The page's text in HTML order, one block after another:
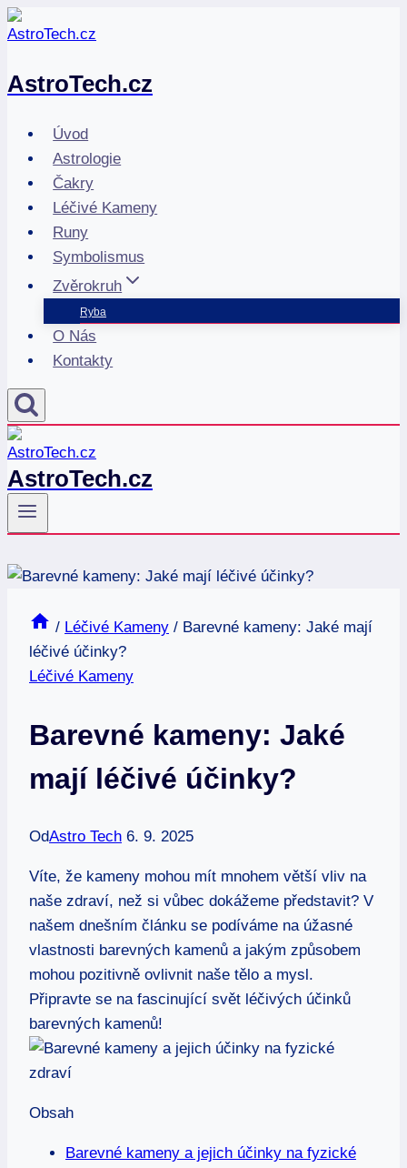
Přeskočit
na
AstroTech.cz
Úvod
Astrologie
Čakry
Léčivé Kameny
Runy
Symbolismus
Zvěrokruh
Ryba
O Nás
Kontakty
AstroTech.cz
/ Léčivé Kameny / Barevné kameny: Jaké mají
léčivé účinky?
Léčivé Kameny
Barevné kameny: Jaké
mají léčivé účinky?
OdAstro Tech 6. 9. 2025
Víte, že kameny mohou mít mnohem větší vliv na
naše zdraví, než si vůbec dokážeme představit? V
našem dnešním článku se podíváme na úžasné
vlastnosti barevných kamenů a jakým způsobem
mohou pozitivně ovlivnit naše tělo a mysl.
Připravte se na fascinující svět léčivých účinků
barevných kamenů!
Obsah
Barevné kameny a jejich účinky na fyzické